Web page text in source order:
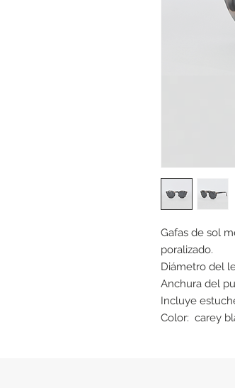
Gafas de sol
poralizado.
Diámetro del
Anchura del
Incluye
Color: carey